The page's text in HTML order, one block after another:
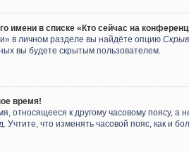
имени в списке «Кто сейчас на
в личном разделе вы найдёте опцию
вы будете скрытым пользователем.
время!
относящееся к другому часовому поясу, а
Учтите, что изменять часовой пояс, как и